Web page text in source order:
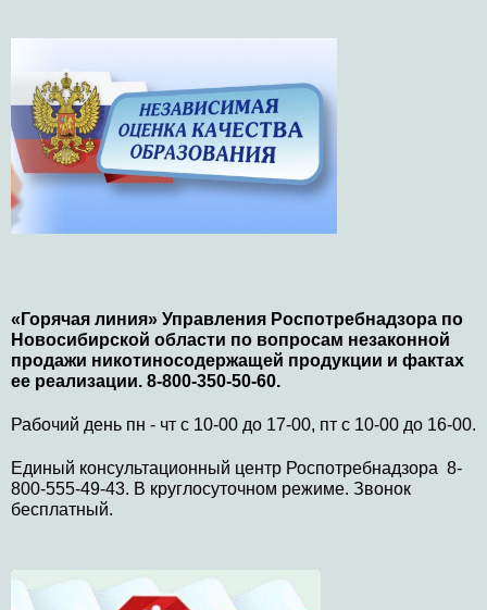
«Горячая линия» Управления Роспотребнадзора по
Новосибирской области по вопросам незаконной
продажи никотиносодержащей продукции и фактах
ее реализации. 8-800-350-50-60.
Рабочий день пн - чт с 10-00 до 17-00, пт с 10-00 до 16-00.
Единый консультационный центр Роспотребнадзора 8-
800-555-49-43. В круглосуточном режиме. Звонок
бесплатный.